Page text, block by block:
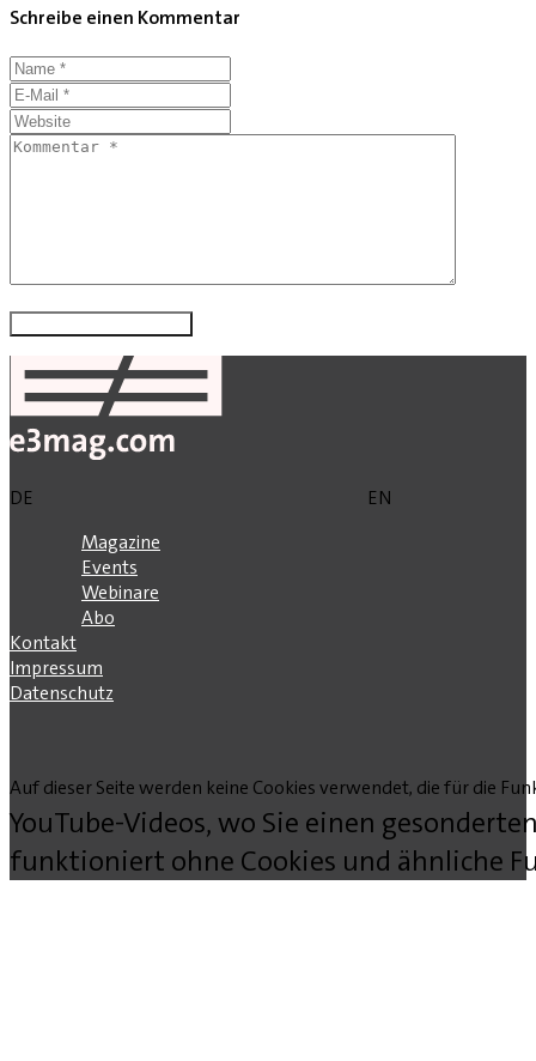
Schreibe einen Kommentar
DE
EN
Magazine
Events
Webinare
Abo
Kontakt
Impressum
Datenschutz
Auf dieser Seite werden keine Cookies verwendet, die für die
YouTube-Videos, wo Sie einen
funktioniert ohne Cookies und ähnliche